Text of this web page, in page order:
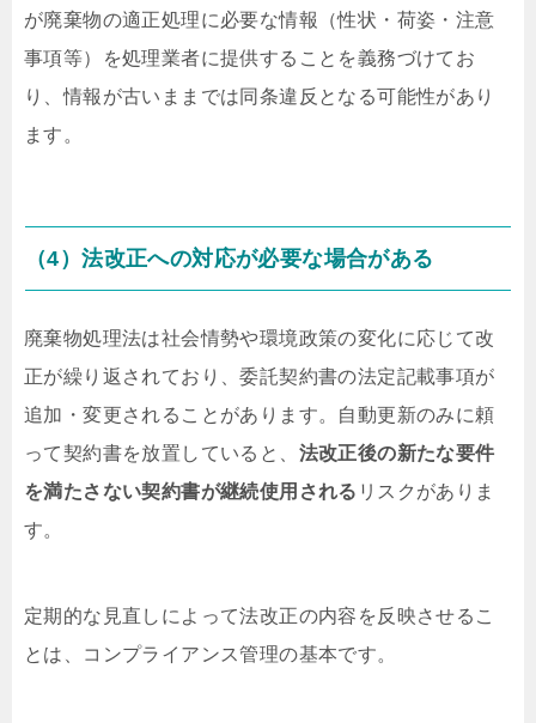
が廃棄物の適正処理に必要な情報（性状・荷姿・注意
事項等）を処理業者に提供することを義務づけてお
り、情報が古いままでは同条違反となる可能性があり
ます。
（4）法改正への対応が必要な場合がある
廃棄物処理法は社会情勢や環境政策の変化に応じて改
正が繰り返されており、委託契約書の法定記載事項が
追加・変更されることがあります。自動更新のみに頼
って契約書を放置していると、 法改正後の新たな要件
を満たさない契約書が継続使用される リスクがありま
す。
定期的な見直しによって法改正の内容を反映させるこ
とは、コンプライアンス管理の基本です。